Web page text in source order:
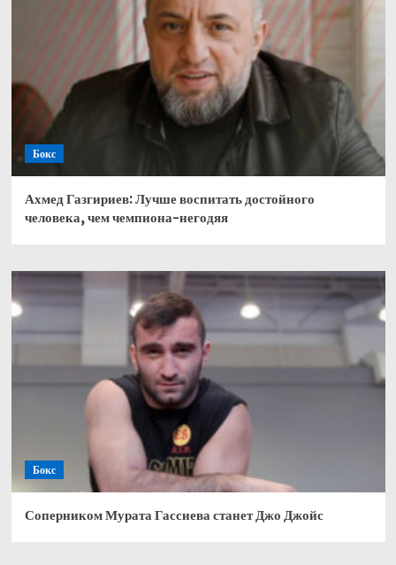
Бокс
Ахмед Газгириев: Лучше воспитать достойного
человека, чем чемпиона-негодяя
Бокс
Соперником Мурата Гассиева станет Джо Джойс